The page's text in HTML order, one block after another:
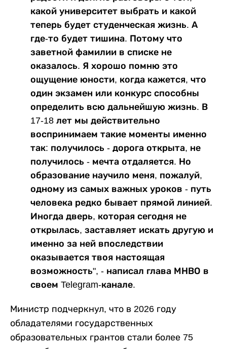
какой университет выбрать и какой
теперь будет студенческая жизнь. А
где-то будет тишина. Потому что
заветной фамилии в списке не
оказалось. Я хорошо помню это
ощущение юности, когда кажется, что
один экзамен или конкурс способны
определить всю дальнейшую жизнь. В
17-18 лет мы действительно
воспринимаем такие моменты именно
так: получилось - дорога открыта, не
получилось - мечта отдаляется. Но
образование научило меня, пожалуй,
одному из самых важных уроков - путь
человека редко бывает прямой линией.
Иногда дверь, которая сегодня не
открылась, заставляет искать другую и
именно за ней впоследствии
оказывается твоя настоящая
возможность", - написал глава МНВО в
своем Telegram-канале.
Министр подчеркнул, что в 2026 году
обладателями государственных
образовательных грантов стали более 75